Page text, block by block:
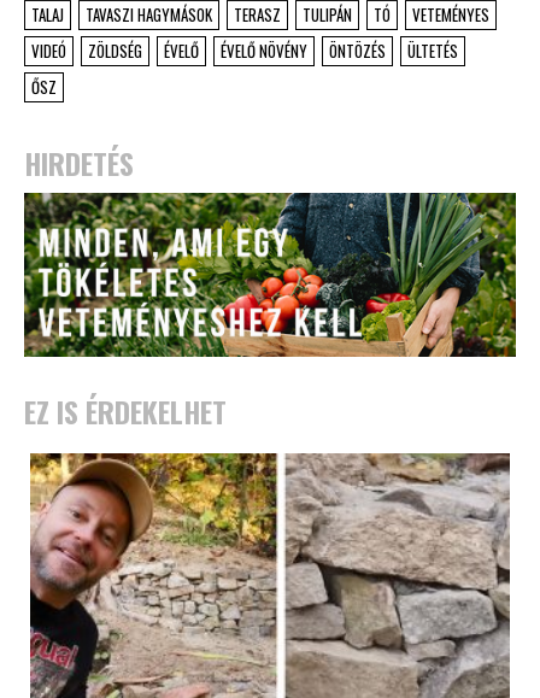
TALAJ
TAVASZI HAGYMÁSOK TERASZ TULIPÁN TÓ
VETEMÉNYES
VIDEÓ
ZÖLDSÉG ÉVELŐ ÉVELŐ NÖVÉNY ÖNTÖZÉS
ÜLTETÉS
ŐSZ
HIRDETÉS
EZ IS ÉRDEKELHET